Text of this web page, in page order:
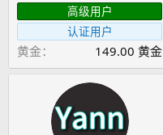
高级用户
认证用户
黄金 149.00 黄金